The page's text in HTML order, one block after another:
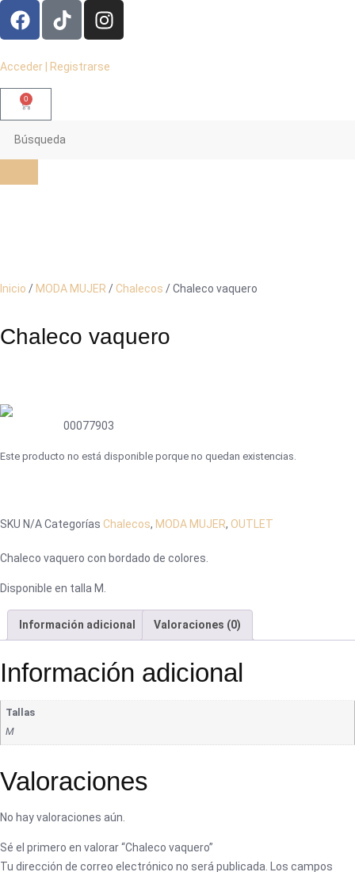
Acceder | Registrarse
0
Inicio / MODA MUJER /Chalecos / Chaleco vaquero
Chaleco vaquero
00077903
Este producto no está disponible porque no quedan existencias.
SKU N/ACategorías Chalecos, MODA MUJER, OUTLET
Chaleco vaquero con bordado de colores.
Disponible en talla M.
Información adicional Valoraciones (0)
Información adicional
Tallas
M
Valoraciones
No hay valoraciones aún.
Sé el primero en valorar “Chaleco vaquero”
Tu dirección de correo electrónico no será publicada.
Los campos